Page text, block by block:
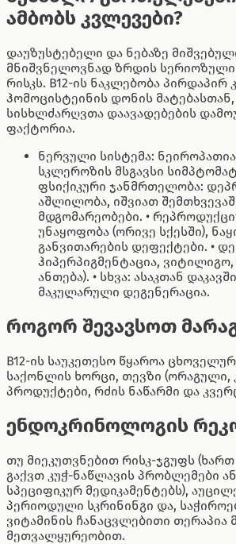
ამბობს კვლევები?
დაუზუსტებელი და ნებაზე
მნიშვნელოვნად ზრდის
რისკს. B12-ის ნაკლებობა პირდაპირ
ჰომოცისტეინის დონის
სისხლძარღვთა დაავადებების
ფაქტორია.
ნერვული სისტემა:
სკლეროზის მსგავსი
ფსიქიკური ჯანმრთელობა:
აშლილობა, იშვიათ
მდგომარეობები. •
უნაყოფობა (ორივე სქესში),
განვითარების დეფექტები. •
ჰიპერპიგმენტაცია,
ანთება). • სხვა: ასაკთან
მაკულარული დეგენერაცია.
როგორ შევავსოთ
B12-ის საუკეთესო წყაროა
საქონლის ხორცი, თევზი (ორაგული,
პროდუქტები, რძის ნაწარმი და
ენდოკრინოლოგის
თუ მიეკუთვნებით რისკ-ჯგუფს
გაქვთ კუჭ-ნაწლავის პრობლემები
სპეციფიკურ მედიკამენტებს),
პერიოდული სკრინინგი და,
ვიტამინის ჩანაცვლებითი
მეთვალყურეობით.